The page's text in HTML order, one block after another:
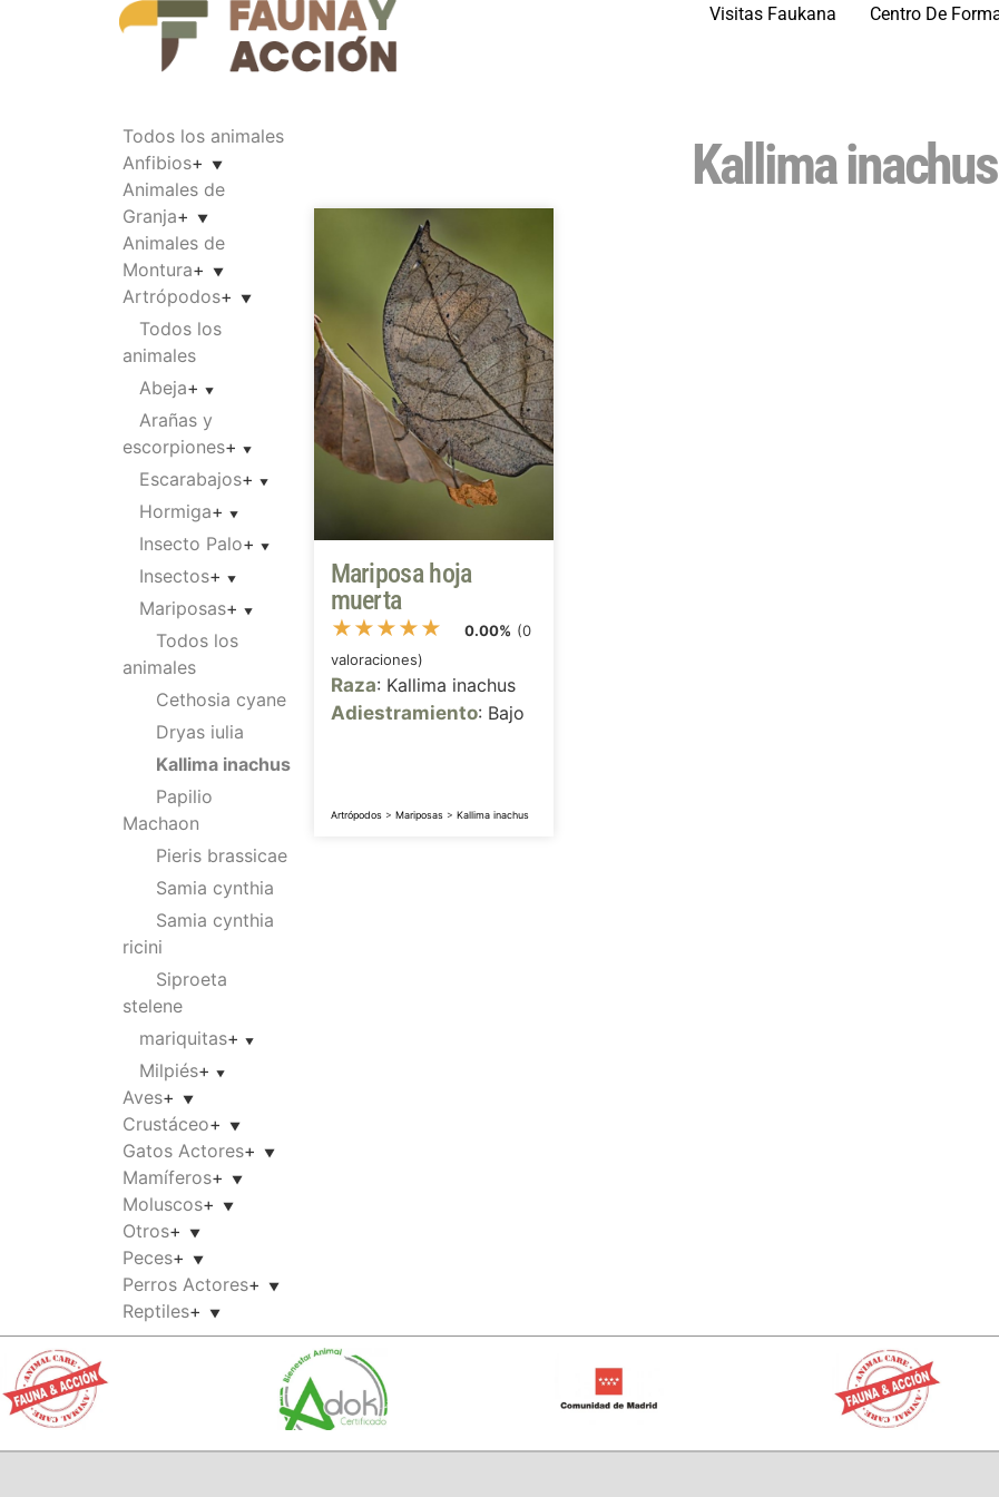
Visitas Faukana Centro De
Todos los animales
Anfibios+
Animales de
Granja+
Animales de
Montura+
Artrópodos+
Todos los
animales
Abeja+
Arañas y
escorpiones+
Escarabajos+
Hormiga+
Insecto Palo+
Insectos+
Mariposas+
Todos los
animales
Cethosia cyane
Dryas iulia
Kallima inachus
Papilio
Machaon
Pieris brassicae
Samia cynthia
Samia cynthia
ricini
Siproeta
stelene
mariquitas+
Milpiés+
Aves+
Crustáceo+
Gatos Actores+
Mamíferos+
Moluscos+
Otros+
Peces+
Perros Actores+
Reptiles+
Kallima inachus
Mariposa hoja
muerta
★★★★★ 0.00% (0
valoraciones)
Raza: Kallima inachus
Adiestramiento: Bajo
Artrópodos> Mariposas> Kallima inachus